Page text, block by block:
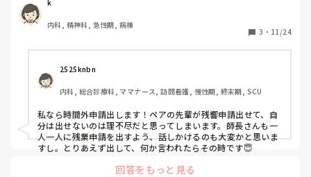
この間の夜勤明けの際、定時から1時間半延長して勤務が終
わりました。後日、ペアの先輩は、師長さんから時間外書い
てねって言われて書いてましたが私は何も言われませんでし
た。この場合は、出さない方がいいのでしょうか。
k
内科, 精神科, 急性期, 病棟
3 ・ 11/24
2525knbn
内科, 総合診療科, ママナース, 訪問看護, 慢性期, 終末期, SCU
私なら時間外申請出します！ペアの先輩が残響申請出せて、自
分は出せないのは理不尽だと思ってしまいます。師長さんも一
人一人に残業申請を出すよう、話しかけるのも大変かと思いま
すし。とりあえず出して、何か言われたらその時です😇
回答をもっと見る